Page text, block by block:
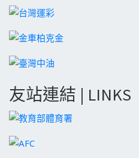
友站連結 | LINKS